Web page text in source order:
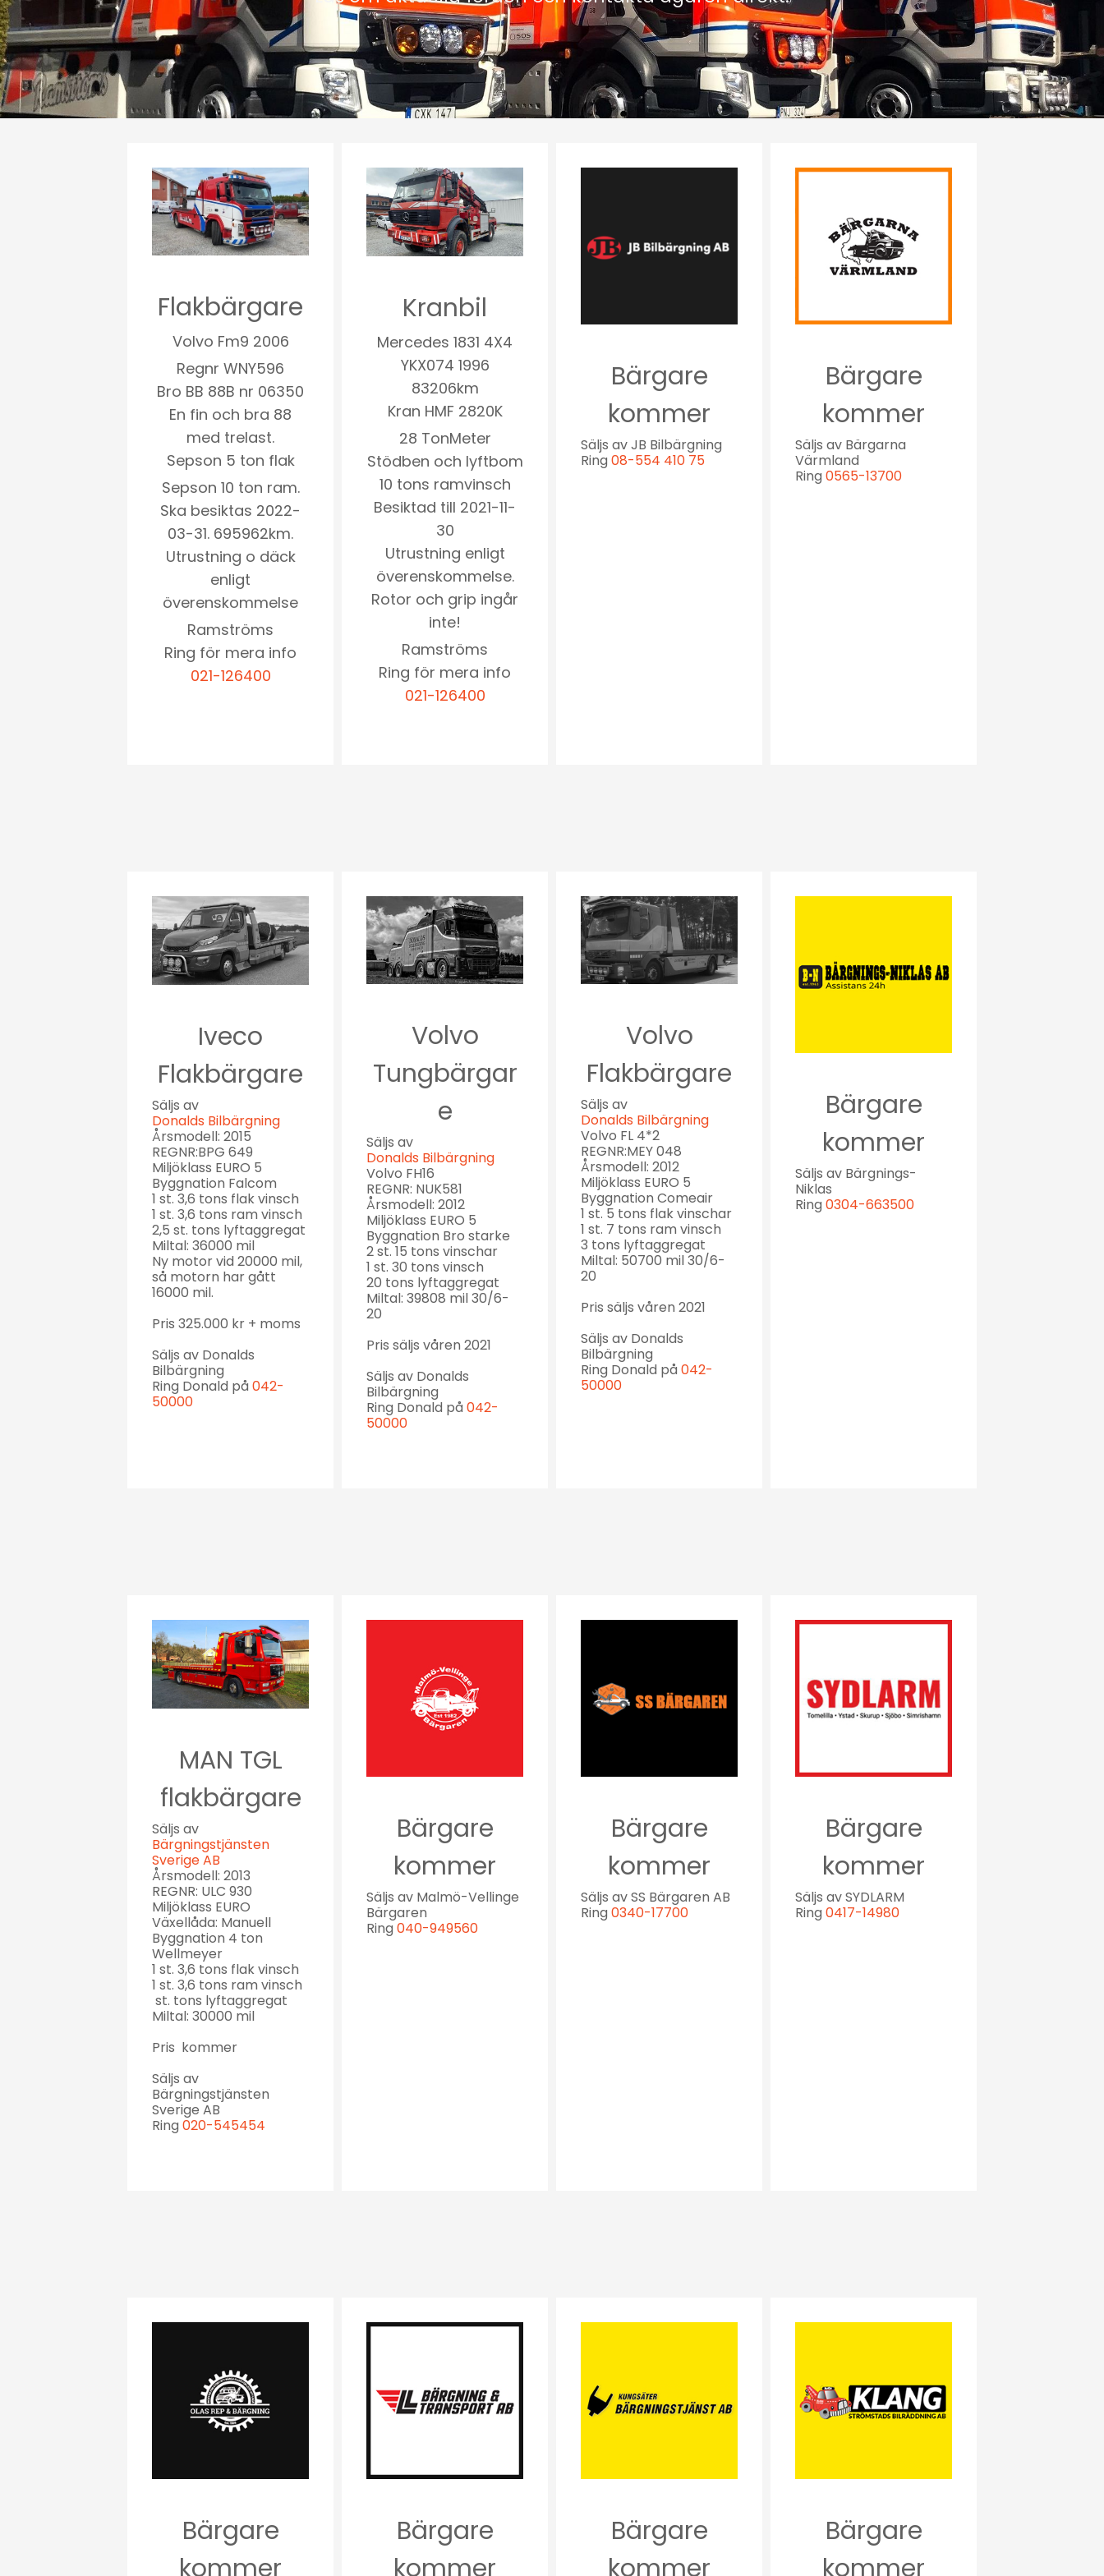
Flakbärgare
Volvo Fm9 2006
Regnr WNY596
Bro BB 88B nr 06350
En fin och bra 88
med trelast.
Sepson 5 ton flak
Sepson 10 ton ram.
Ska besiktas 2022-
03-31. 695962km.
Utrustning o däck
enligt
överenskommelse
Ramströms
Ring för mera info
021-126400
Kranbil
Mercedes 1831 4X4
YKX074 1996
83206km
Kran HMF 2820K
28 TonMeter
Stödben och lyftbom
10 tons ramvinsch
Besiktad till 2021-11-
30
Utrustning enligt
överenskommelse.
Rotor och grip ingår
inte!
Ramströms
Ring för mera info
021-126400
Bärgare
kommer
Säljs av JB Bilbärgning
Ring 08-554 410 75
Bärgare
kommer
Säljs av Bärgarna
Värmland
Ring 0565-13700
Iveco
Flakbärgare
Säljs av
Donalds Bilbärgning
Årsmodell: 2015
REGNR:BPG 649
Miljöklass EURO 5
Byggnation Falcom
1 st. 3,6 tons flak vinsch
1 st. 3,6 tons ram vinsch
2,5 st. tons lyftaggregat
Miltal: 36000 mil
Ny motor vid 20000 mil,
så motorn har gått
16000 mil.
Pris 325.000 kr + moms
Säljs av Donalds
Bilbärgning
Ring Donald på 042-
50000
Volvo
Tungbärgar
e
Säljs av
Donalds Bilbärgning
Volvo FH16
REGNR: NUK581
Årsmodell: 2012
Miljöklass EURO 5
Byggnation Bro starke
2 st. 15 tons vinschar
1 st. 30 tons vinsch
20 tons lyftaggregat
Miltal: 39808 mil 30/6-
20
Pris säljs våren 2021
Säljs av Donalds
Bilbärgning
Ring Donald på 042-
50000
Volvo
Flakbärgare
Säljs av
Donalds Bilbärgning
Volvo FL 4*2
REGNR:MEY 048
Årsmodell: 2012
Miljöklass EURO 5
Byggnation Comeair
1 st. 5 tons flak vinschar
1 st. 7 tons ram vinsch
3 tons lyftaggregat
Miltal: 50700 mil 30/6-
20
Pris säljs våren 2021
Säljs av Donalds
Bilbärgning
Ring Donald på 042-
50000
Bärgare
kommer
Säljs av Bärgnings-
Niklas
Ring 0304-663500
MAN TGL
flakbärgare
Säljs av
Bärgningstjänsten
Sverige AB
Årsmodell: 2013
REGNR: ULC 930
Miljöklass EURO
Växellåda: Manuell
Byggnation 4 ton
Wellmeyer
1 st. 3,6 tons flak vinsch
1 st. 3,6 tons ram vinsch
st. tons lyftaggregat
Miltal: 30000 mil
Pris kommer
Säljs av
Bärgningstjänsten
Sverige AB
Ring 020-545454
Bärgare
kommer
Säljs av Malmö-Vellinge
Bärgaren
Ring 040-949560
Bärgare
kommer
Säljs av SS Bärgaren AB
Ring 0340-17700
Bärgare
kommer
Säljs av SYDLARM
Ring 0417-14980
Bärgare
kommer
Bärgare
kommer
Bärgare
kommer
Bärgare
kommer